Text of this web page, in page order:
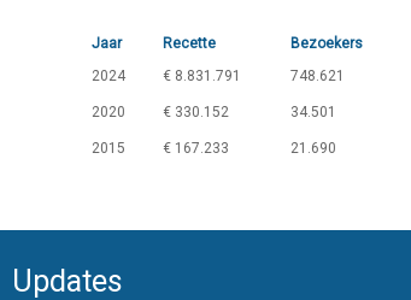
Jaar Recette
Bezoekers
2024 € 8.831.791 748.621
2020 € 330.152 34.501
2015 € 167.233 21.690
Updates